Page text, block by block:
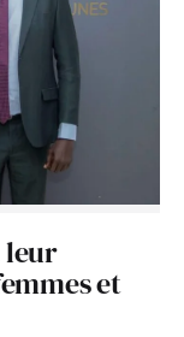
leur
et